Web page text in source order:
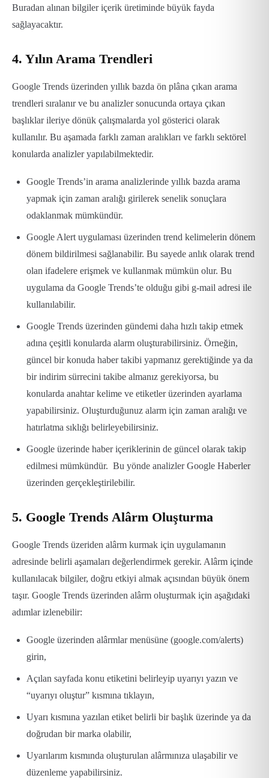
Buradan alınan bilgiler içerik üretiminde büyük fayda
sağlayacaktır.
4. Yılın Arama Trendleri
Google Trends üzerinden yıllık bazda ön plâna çıkan arama
trendleri sıralanır ve bu analizler sonucunda ortaya çıkan
başlıklar ileriye dönük çalışmalarda yol gösterici olarak
kullanılır. Bu aşamada farklı zaman aralıkları ve farklı sektörel
konularda analizler yapılabilmektedir.
Google Trends’in arama analizlerinde yıllık bazda arama
yapmak için zaman aralığı girilerek senelik sonuçlara
odaklanmak mümkündür.
Google Alert uygulaması üzerinden trend kelimelerin dönem
dönem bildirilmesi sağlanabilir. Bu sayede anlık olarak trend
olan ifadelere erişmek ve kullanmak mümkün olur. Bu
uygulama da Google Trends’te olduğu gibi g-mail adresi ile
kullanılabilir.
Google Trends üzerinden gündemi daha hızlı takip etmek
adına çeşitli konularda alarm oluşturabilirsiniz. Örneğin,
güncel bir konuda haber takibi yapmanız gerektiğinde ya da
bir indirim sürrecini takibe almanız gerekiyorsa, bu
konularda anahtar kelime ve etiketler üzerinden ayarlama
yapabilirsiniz. Oluşturduğunuz alarm için zaman aralığı ve
hatırlatma sıklığı belirleyebilirsiniz.
Google üzerinde haber içeriklerinin de güncel olarak takip
edilmesi mümkündür. Bu yönde analizler Google Haberler
üzerinden gerçekleştirilebilir.
5. Google Trends Alârm Oluşturma
Google Trends üzeriden alârm kurmak için uygulamanın
adresinde belirli aşamaları değerlendirmek gerekir. Alârm içinde
kullanılacak bilgiler, doğru etkiyi almak açısından büyük önem
taşır. Google Trends üzerinden alârm oluşturmak için aşağıdaki
adımlar izlenebilir:
Google üzerinden alârmlar menüsüne (google.com/alerts)
girin,
Açılan sayfada konu etiketini belirleyip uyarıyı yazın ve
“uyarıyı oluştur” kısmına tıklayın,
Uyarı kısmına yazılan etiket belirli bir başlık üzerinde ya da
doğrudan bir marka olabilir,
Uyarılarım kısmında oluşturulan alârmınıza ulaşabilir ve
düzenleme yapabilirsiniz.